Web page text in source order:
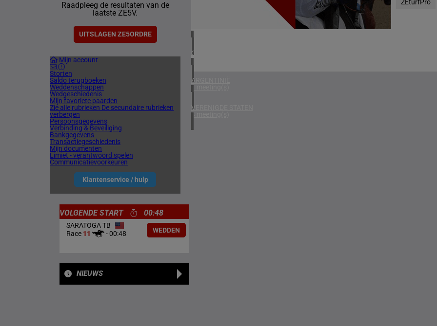
Raadpleeg de resultaten van de
laatste ZE5V.
UITSLAGEN ZE5ORDRE
Mijn account
Storten
Saldo terugboeken
Weddenschappen
Wedgeschiedenis
Mijn favoriete paarden
Zie alle rubrieken De secundaire rubrieken
verbergen
Persoonsgegevens
Verbinding & Beveiliging
Bankgegevens
Transactiegeschiedenis
Mijn documenten
Limiet - verantwoord spelen
Communicatievoorkeuren
Klantenservice / hulp
1 meeting(s)
CHILI
1 meeting(s)
ARGENTINIË
1 meeting(s)
VERENIGDE STATEN
4 meeting(s)
ZEturfPro
VOLGENDE START 00:48
SARATOGA TB
Race11 -00:48 WEDDEN
NIEUWS